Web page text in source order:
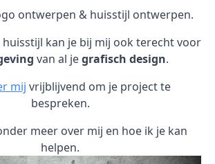
ontwerpen & huisstijl ontwerpen.
huisstijl kan je bij mij ook terecht voor
van al jegrafisch design.
mij vrijblijvend om je project te
bespreken.
meer over mij en hoe ik je kan
helpen.